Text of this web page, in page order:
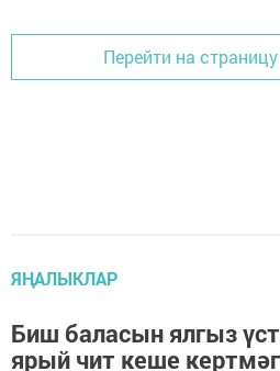
Перейти на
ЯҢАЛЫКЛАР
Биш баласын ялгыз
ярый чит кеше